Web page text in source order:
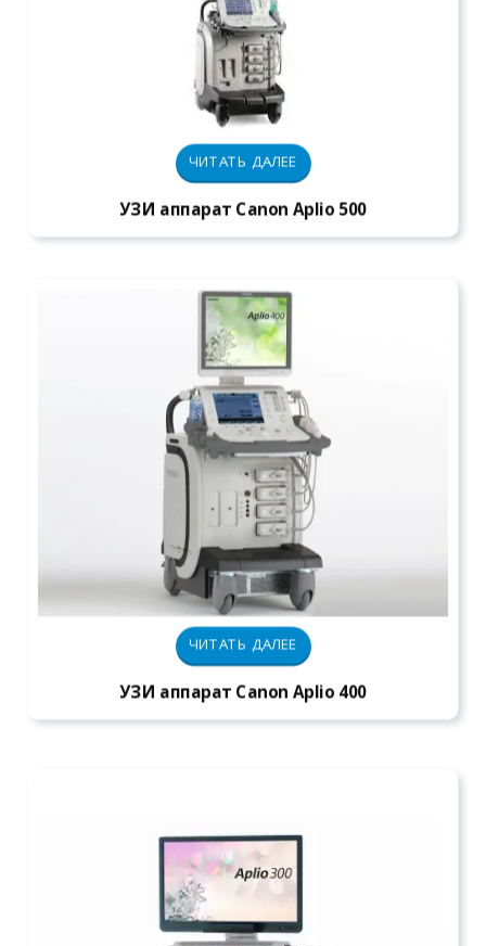
ЧИТАТЬ ДАЛЕЕ
УЗИ аппарат Canon Aplio 500
ЧИТАТЬ ДАЛЕЕ
УЗИ аппарат Canon Aplio 400